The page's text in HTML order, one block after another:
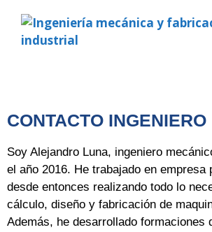
CONTACTO
Soy Alejandro Luna, ingeniero
el año 2016. He trabajado en empresa
desde entonces realizando todo lo
cálculo, diseño y fabricación de
Además, he desarrollado formaciones